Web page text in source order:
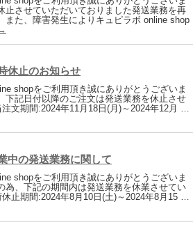
止させていただいておりました発送業務を再
また、障害発生によりキュピラボ online shop
休止のお知らせ
shopをご利用頂き誠にありがとうございま
下記日付以降のご注文は発送業務を休止させ
文期間:2024年11月18日(月)～2024年12月 …
中の発送業務に関して
shopをご利用頂き誠にありがとうございま
為、下記の期間内は発送業務を休業させてい
止期間:2024年8月10日(土)～2024年8月15 …